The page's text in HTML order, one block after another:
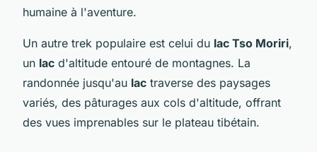
humaine à l'aventure.
Un autre trek populaire est celui du lac Tso Moriri,
un lac d'altitude entouré de montagnes. La
randonnée jusqu'au lac traverse des paysages
variés, des pâturages aux cols d'altitude, offrant
des vues imprenables sur le plateau tibétain.